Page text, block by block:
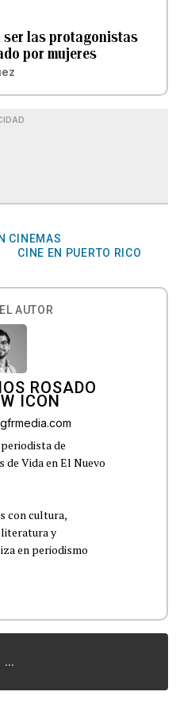
ser las protagonistas
por mujeres
CINEMAS
CINE EN PUERTO RICO
AUTOR
ROSADO
de
Vida en El Nuevo
con cultura,
y
en periodismo
...